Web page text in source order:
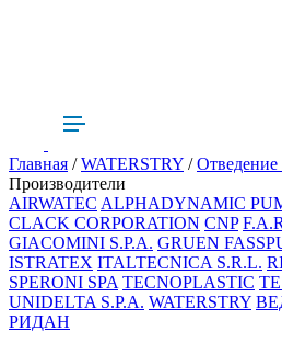
Главная /WATERSTRY /Отведение
Производители
AIRWATEC ALPHADYNAMIC
CLACK CORPORATION CNP
GIACOMINI S.P.A. GRUEN
ISTRATEX ITALTECNICA S.R.L.
SPERONI SPA TECNOPLASTIC
UNIDELTA S.P.A. WATERSTRY
РИДАН